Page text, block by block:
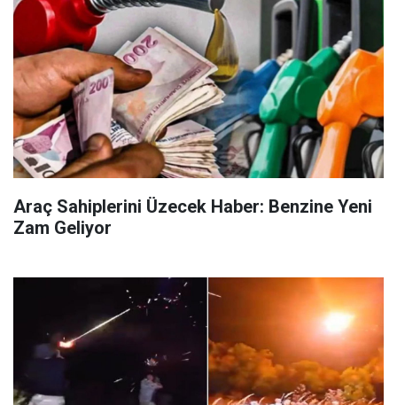
Araç Sahiplerini Üzecek Haber: Benzine Yeni
Zam Geliyor